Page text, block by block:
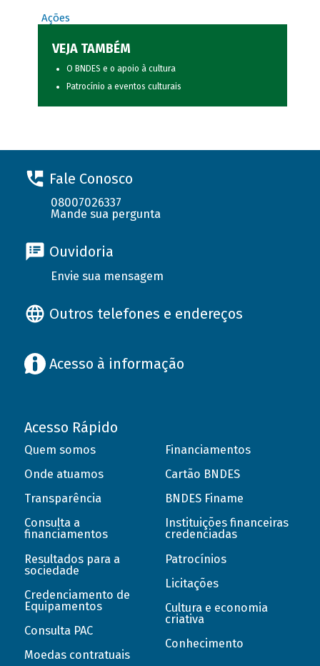
Ações
VEJA TAMBÉM
O BNDES e o apoio à cultura
Patrocínio a eventos culturais
Fale Conosco
08007026337
Mande sua pergunta
Ouvidoria
Envie sua mensagem
Outros telefones e endereços
Acesso à informação
Acesso Rápido
Quem somos
Onde atuamos
Transparência
Consulta a
financiamentos
Resultados para a
sociedade
Credenciamento de
Equipamentos
Consulta PAC
Moedas contratuais
Financiamentos
Cartão BNDES
BNDES Finame
Instituições financeiras
credenciadas
Patrocínios
Licitações
Cultura e economia
criativa
Conhecimento